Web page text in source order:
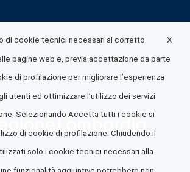
X
di cookie tecnici necessari al corretto
pagine web e, previa accettazione da parte
di profilazione per migliorare l’esperienza
utenti ed ottimizzare l’utilizzo dei servizi
Selezionando Accetta tutti i cookie si
di cookie di profilazione. Chiudendo il
solo i cookie tecnici necessari alla